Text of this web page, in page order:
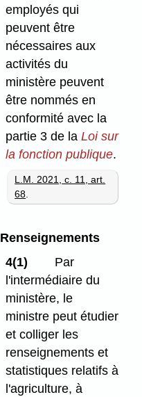
employés qui
peuvent être
nécessaires aux
activités du
ministère peuvent
être nommés en
conformité avec la
partie 3 de laLoi sur
la fonction publique.
L.M. 2021, c. 11, art.
68
Renseignements
4(1)
Par
l'intermédiaire du
ministère, le
ministre peut étudier
et colliger les
renseignements et
statistiques relatifs à
l'agriculture, à